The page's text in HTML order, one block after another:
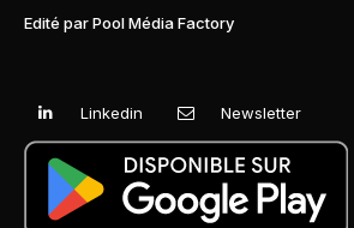
Edité par Pool Média Factory
Linkedin Newsletter